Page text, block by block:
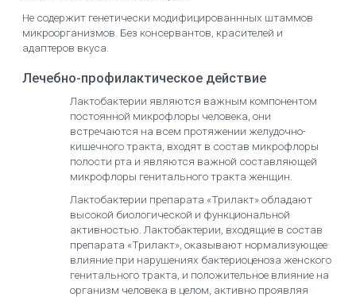
Не содержит генетически модифицированнных штаммов
микроорганизмов. Без консервантов, красителей и
адаптеров вкуса.
Лечебно-профилактическое действие
Лактобактерии являются важным компонентом
постоянной микрофлоры человека, они
встречаются на всем протяжении желудочно-
кишечного тракта, входят в состав микрофлоры
полости рта и являются важной составляющей
микрофлоры генитального тракта женщин.
Лактобактерии препарата «Трилакт» обладают
высокой биологической и функциональной
активностью. Лактобактерии, входящие в состав
препарата «Трилакт», оказывают нормализующее
влияние при нарушениях бактериоценоза женского
генитального тракта, и положительное влияние на
организм человека в целом, активно проявляя